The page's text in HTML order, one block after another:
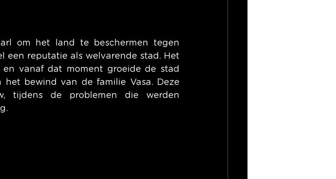
om het land te beschermen tegen
een reputatie als welvarende stad. Het
vanaf dat moment groeide de stad
bewind van de familie Vasa. Deze
tijdens de problemen die werden